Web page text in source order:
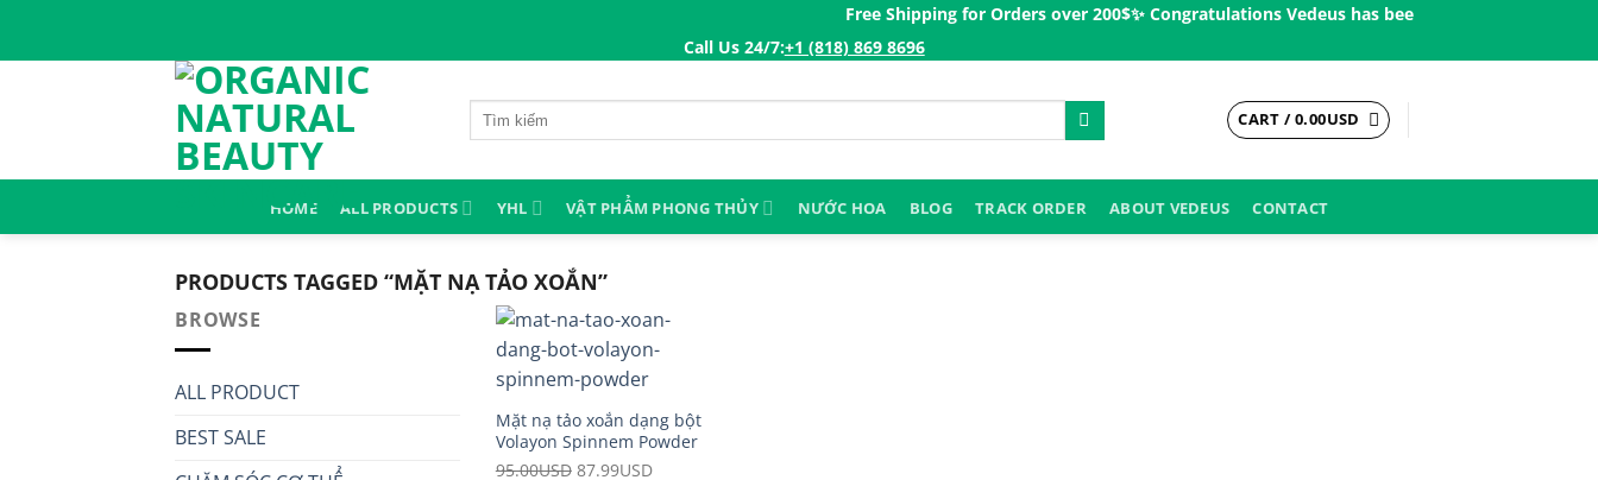
Free Shipping for Orders over 200$ㅤ✨ Congratulations Vedeus has been present in more than
Call Us 24/7:ㅤ+1 (818) 869 8696
Search
for:
CART /0.00USD
HOME ALL PRODUCTS YHL VẬT PHẨM PHONG THỦY NƯỚC HOA BLOG TRACK ORDER ABOUT VEDEUS CONTACT
PRODUCTS TAGGED “MẶT NẠ TẢO XOẮN”
BROWSE
ALL PRODUCT
BEST SALE
Mặt nạ tảo xoắn dạng bột
Volayon Spinnem Powder
95.00USD Original
87.99USDCurrent